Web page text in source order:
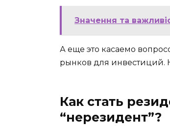
Значення та
А еще это касаемо
рынков для инвестиций.
Как стать
“нерезидент”?